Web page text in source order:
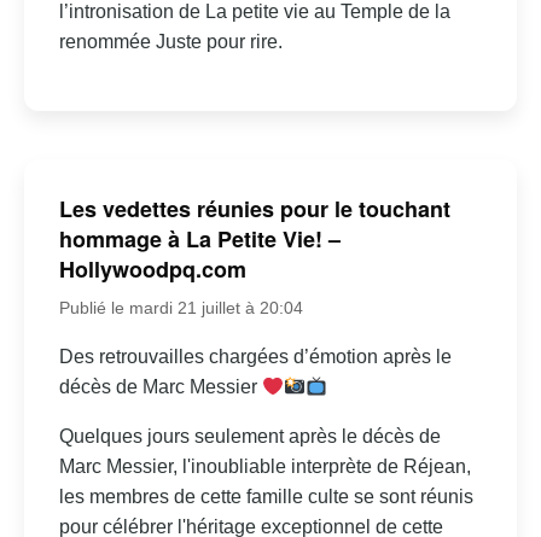
l’intronisation de La petite vie au Temple de la
renommée Juste pour rire.
Les vedettes réunies pour le touchant
hommage à La Petite Vie! –
Hollywoodpq.com
Publié le mardi 21 juillet à 20:04
Des retrouvailles chargées d’émotion après le
décès de Marc Messier
Quelques jours seulement après le décès de
Marc Messier, l'inoubliable interprète de Réjean,
les membres de cette famille culte se sont réunis
pour célébrer l'héritage exceptionnel de cette